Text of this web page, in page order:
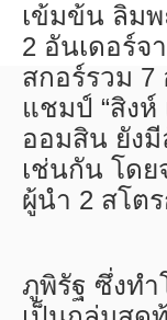
เข้มข้น ลิม
2 อันเดอร์จ
สกอร์รวม
แชมป์ “สิงห์
ออมสิน ยังมี
เช่นกัน โด
ผู้นำ 2 สโต
ภูพิรัฐ ซึ่งทำ